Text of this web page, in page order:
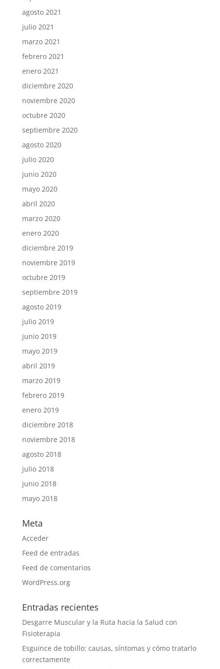
agosto 2021
julio 2021
marzo 2021
febrero 2021
enero 2021
diciembre 2020
noviembre 2020
octubre 2020
septiembre 2020
agosto 2020
julio 2020
junio 2020
mayo 2020
abril 2020
marzo 2020
enero 2020
diciembre 2019
noviembre 2019
octubre 2019
septiembre 2019
agosto 2019
julio 2019
junio 2019
mayo 2019
abril 2019
marzo 2019
febrero 2019
enero 2019
diciembre 2018
noviembre 2018
agosto 2018
julio 2018
junio 2018
mayo 2018
Meta
Acceder
Feed de entradas
Feed de comentarios
WordPress.org
Entradas recientes
Desgarre Muscular y la Ruta hacia la Salud con
Fisioterapia
Esguince de tobillo: causas, síntomas y cómo tratarlo
correctamente